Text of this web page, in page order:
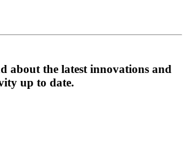
about the latest innovations and
up to date.